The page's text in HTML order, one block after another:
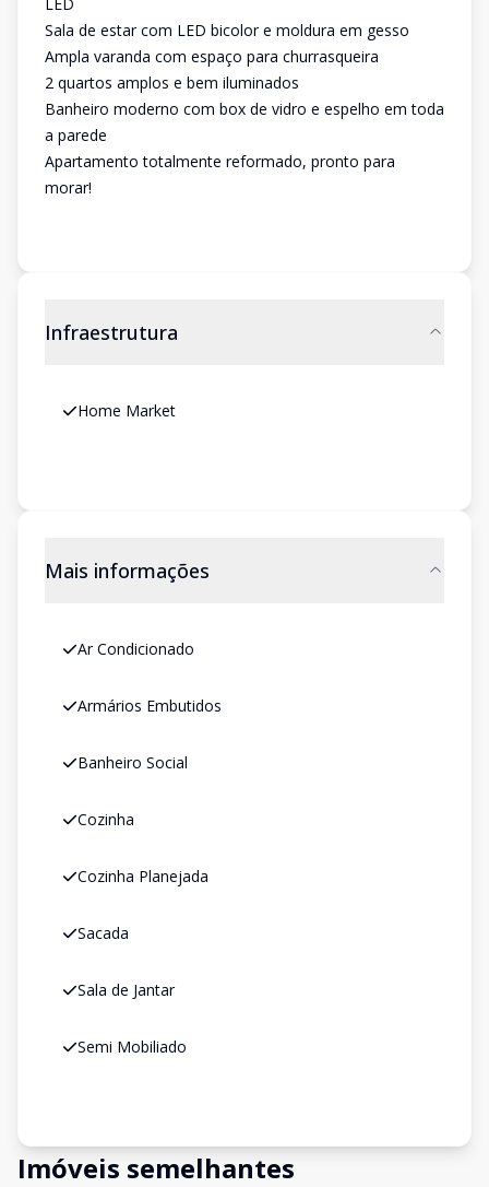
Sala de estar com LED bicolor e moldura em gesso
Ampla varanda com espaço para churrasqueira
2 quartos amplos e bem iluminados
Banheiro moderno com box de vidro e espelho em toda
a parede
Apartamento totalmente reformado, pronto para
morar!
Infraestrutura
Home Market
Mais informações
Ar Condicionado
Armários Embutidos
Banheiro Social
Cozinha
Cozinha Planejada
Sacada
Sala de Jantar
Semi Mobiliado
Imóveis semelhantes